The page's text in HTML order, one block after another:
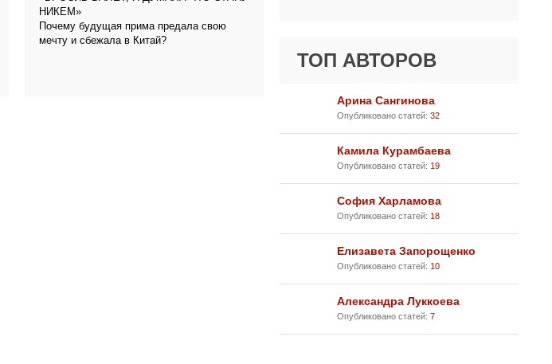
ТОП АВТОРОВ
Арина Сангинова
Опубликовано статей: 32
Камила Курамбаева
Опубликовано статей: 19
София Харламова
Опубликовано статей: 18
Елизавета Запорощенко
Опубликовано статей: 10
Александра Луккоева
Опубликовано статей: 7
НИКЕМ»
Почему будущая прима предала свою
мечту и сбежала в Китай?